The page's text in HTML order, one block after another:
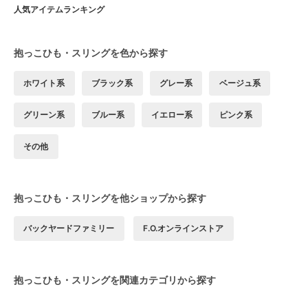
人気アイテムランキング
抱っこひも・スリングを色から探す
ホワイト系 ブラック系 グレー系 ベージュ系
グリーン系 ブルー系 イエロー系 ピンク系
その他
抱っこひも・スリングを他ショップから探す
バックヤードファミリー F.O.オンラインストア
抱っこひも・スリングを関連カテゴリから探す